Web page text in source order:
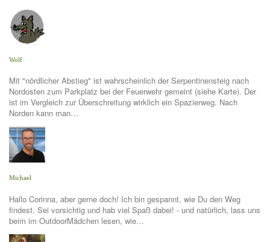
Wolf
Mit "nördlicher Abstieg" ist wahrscheinlich der Serpentinensteig nach
Nordosten zum Parkplatz bei der Feuerwehr gemeint (siehe Karte). Der
ist im Vergleich zur Überschreitung wirklich ein Spazierweg. Nach
Norden kann man…
Michael
Hallo Corinna, aber gerne doch! Ich bin gespannt, wie Du den Weg
findest. Sei vorsichtig und hab viel Spaß dabei! - und natürlich, lass uns
beim im OutdoorMädchen lesen, wie…